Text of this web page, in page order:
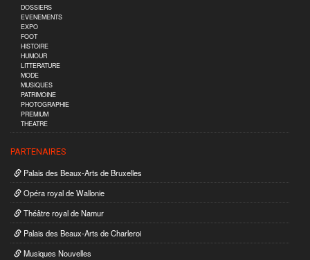
DOSSIERS
EVENEMENTS
EXPO
FOOT
HISTOIRE
HUMOUR
LITTERATURE
MODE
MUSIQUES
PATRIMOINE
PHOTOGRAPHIE
PREMIUM
THEATRE
PARTENAIRES
Palais des Beaux-Arts de Bruxelles
Opéra royal de Wallonie
Théâtre royal de Namur
Palais des Beaux-Arts de Charleroi
Musiques Nouvelles